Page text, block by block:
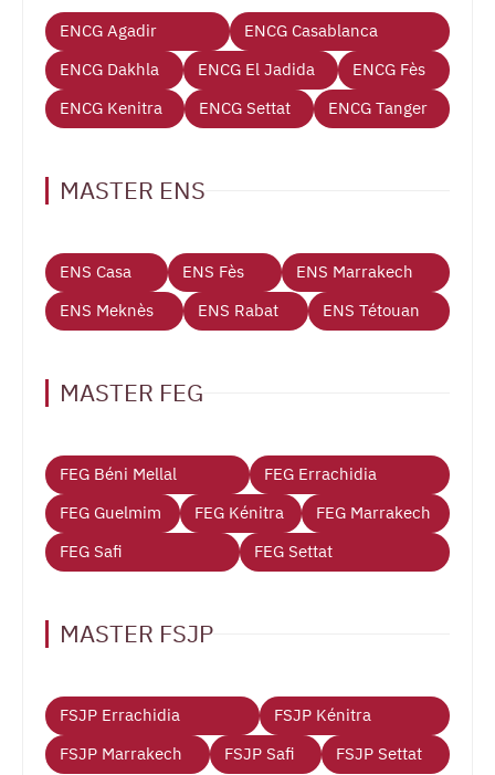
ENCG Agadir
ENCG Casablanca
ENCG Dakhla
ENCG El Jadida
ENCG Fès
ENCG Kenitra
ENCG Settat ENCG Tanger
MASTER ENS
ENS Casa ENS Fès
ENS Marrakech
ENS Meknès
ENS Rabat ENS Tétouan
MASTER FEG
FEG Béni Mellal
FEG Errachidia
FEG Guelmim
FEG Kénitra
FEG Marrakech
FEG Safi
FEG Settat
MASTER FSJP
FSJP Errachidia
FSJP Kénitra
FSJP Marrakech
FSJP Safi FSJP Settat